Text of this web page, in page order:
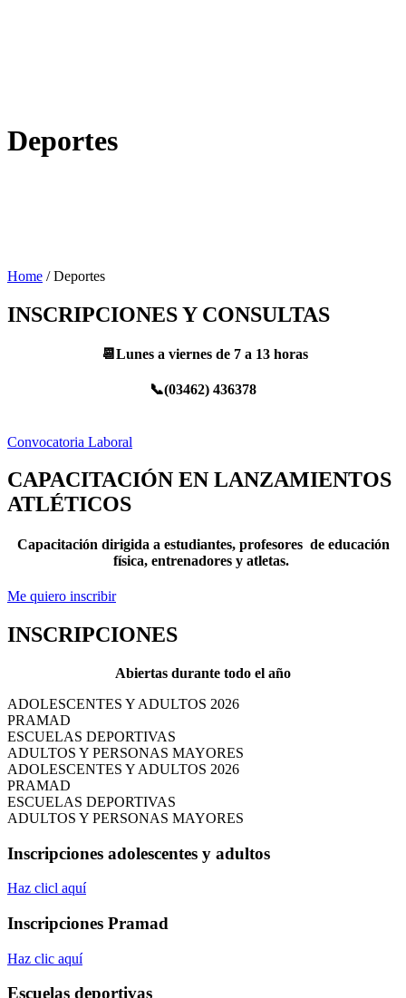
Deportes
Home /Deportes
INSCRIPCIONES Y CONSULTAS
📆Lunes a viernes de 7 a 13 horas
📞(03462) 436378
Convocatoria Laboral
CAPACITACIÓN EN LANZAMIENTOS
ATLÉTICOS
Capacitación dirigida a estudiantes, profesores de educación
física, entrenadores y atletas.
Me quiero inscribir
INSCRIPCIONES
Abiertas durante todo el año
ADOLESCENTES Y ADULTOS 2026
PRAMAD
ESCUELAS DEPORTIVAS
ADULTOS Y PERSONAS MAYORES
ADOLESCENTES Y ADULTOS 2026
PRAMAD
ESCUELAS DEPORTIVAS
ADULTOS Y PERSONAS MAYORES
Inscripciones adolescentes y adultos
Haz clicl aquí
Inscripciones Pramad
Haz clic aquí
Escuelas deportivas